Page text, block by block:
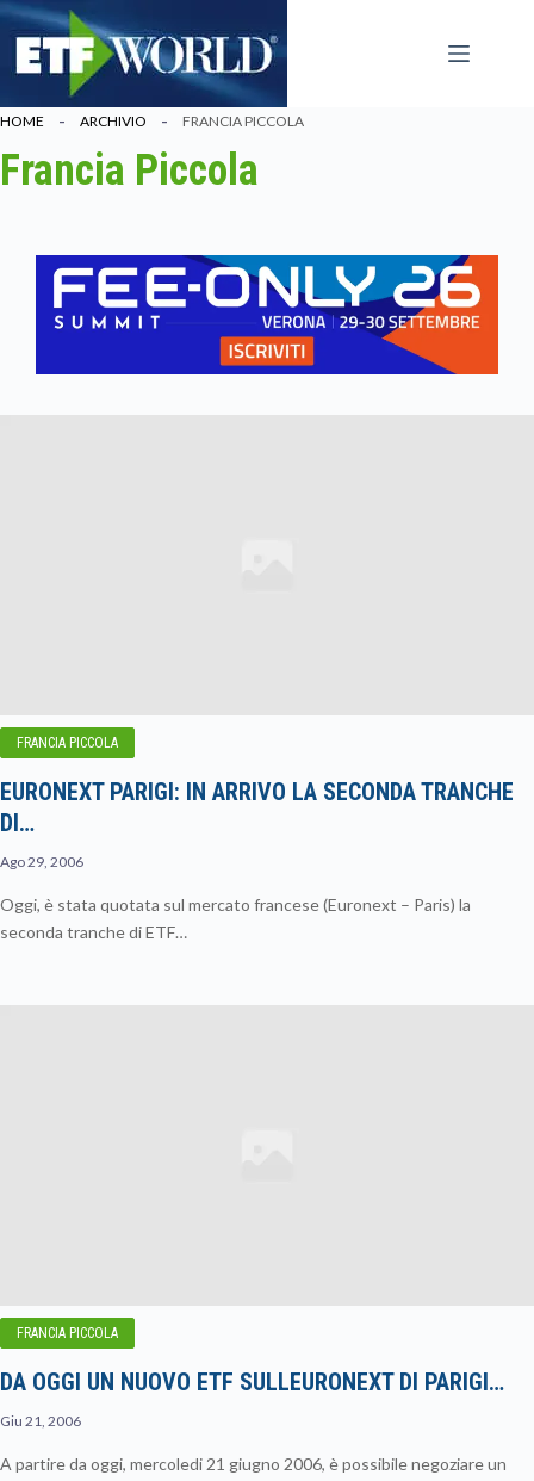
Salta
contenuto
HOME ARCHIVIO FRANCIA PICCOLA
Francia Piccola
FRANCIA PICCOLA
EURONEXT PARIGI: IN ARRIVO LA SECONDA TRANCHE
DI…
Ago 29, 2006
Oggi, è stata quotata sul mercato francese (Euronext – Paris) la
seconda tranche di ETF…
FRANCIA PICCOLA
DA OGGI UN NUOVO ETF SULLEURONEXT DI PARIGI…
Giu 21, 2006
A partire da oggi, mercoledi 21 giugno 2006, è possibile negoziare un